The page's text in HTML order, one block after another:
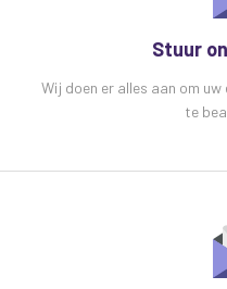
Stuur
Wij doen er alles aan om
te